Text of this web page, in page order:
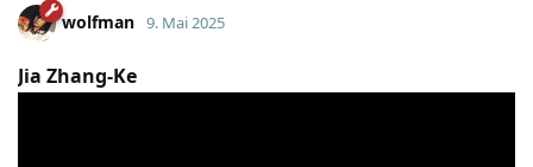
wolfman 9. Mai 2025
Jia Zhang-Ke